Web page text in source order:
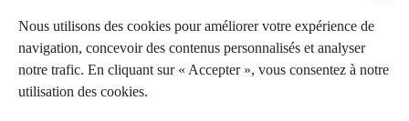
Nous utilisons des cookies pour améliorer votre expérience de
navigation, concevoir des contenus personnalisés et analyser
notre trafic. En cliquant sur « Accepter », vous consentez à notre
utilisation des cookies.
Réductions de la Carte Côté Courrier
Application